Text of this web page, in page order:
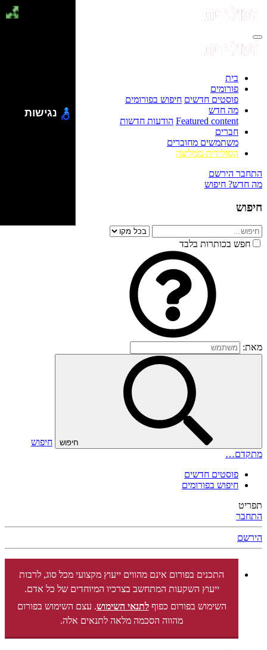
בית
פורומים
פוסטים חדשים חיפוש בפורומים
מה חדש
Featured content הודעות חדשות
חברים
משתמשים מחוברים
הסולידית ממליצה
התחבר הירשם
מה חדש? חיפוש
חיפוש
חפש בכותרות בלבד
מאת:
חיפוש
חיפוש
מתקדם…
פוסטים חדשים
חיפוש בפורומים
תפריט
התחבר
הירשם
התכנים בפורום אינם מהווים ייעוץ מקצועי מכל סוג, לרבות
ייעוץ השקעות המתחשב בצרכיו המיוחדים של כל אדם.
השימוש בפורום כפוףלתנאי השימוש. עצם השימוש בפורום
מהווה הסכמה מלאה לתנאים אלה.
נגישות